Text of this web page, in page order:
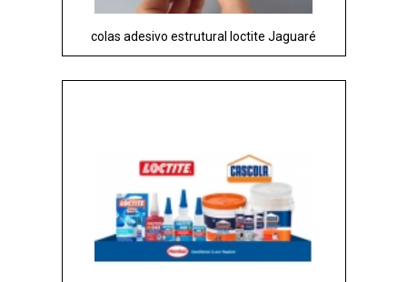
colas adesivo estrutural loctite Jaguaré